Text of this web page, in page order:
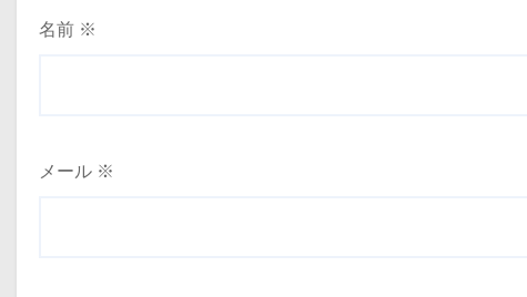
名前 ※
メール ※